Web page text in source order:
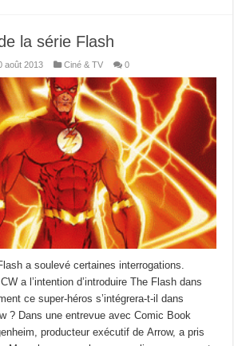
la série Flash
août 2013 Ciné & TV 0
a soulevé certaines interrogations.
a l’intention d’introduire The Flash dans
ce super-héros s’intégrera-t-il dans
? Dans une entrevue avec Comic Book
producteur exécutif de Arrow, a pris